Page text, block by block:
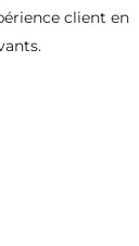
client en